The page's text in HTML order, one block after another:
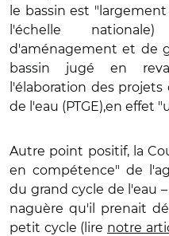
le bassin est "largement
l'échelle
d'aménagement et de
bassin jugé en
l'élaboration des
de l'eau (PTGE),en effet
Autre point positif, la
en compétence" de
du grand cycle de l'eau
naguère qu'il prenait
petit cycle (lire notre